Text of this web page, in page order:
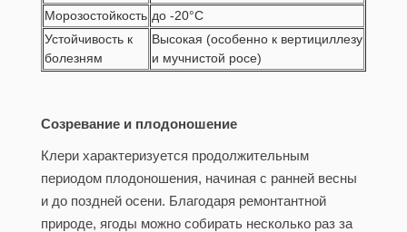
Морозостойкость до -20°C
Устойчивость к
болезням
Высокая (особенно к вертициллезу
и мучнистой росе)
Созревание и плодоношение
Клери характеризуется продолжительным
периодом плодоношения, начиная с ранней весны
и до поздней осени. Благодаря ремонтантной
природе, ягоды можно собирать несколько раз за